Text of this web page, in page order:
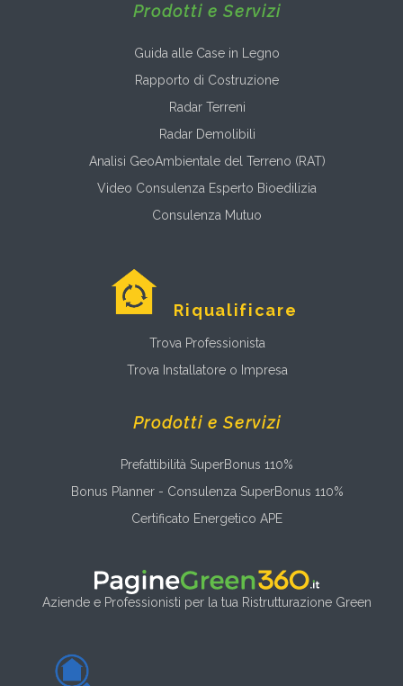
Prodotti e Servizi
Guida alle Case in Legno
Rapporto di Costruzione
Radar Terreni
Radar Demolibili
Analisi GeoAmbientale del Terreno (RAT)
Video Consulenza Esperto Bioedilizia
Consulenza Mutuo
Riqualificare
Trova Professionista
Trova Installatore o Impresa
Prodotti e Servizi
Prefattibilità SuperBonus 110%
Bonus Planner - Consulenza SuperBonus 110%
Certificato Energetico APE
Aziende e Professionisti per la tua Ristrutturazione Green